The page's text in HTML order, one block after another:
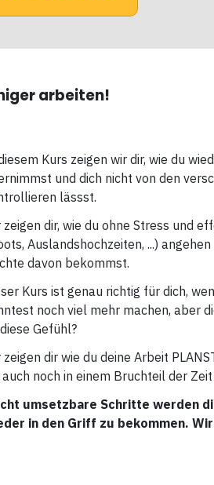
arbeiten!
Kurs zeigen wir dir, wie du
und dich nicht von den
lässst.
zeigen dir, wie du ohne Stress und
Auslandshochzeiten, ...)
davon bekommst.
Kurs ist genau richtig für dich,
noch viel mehr machen, aber
Gefühl?
zeigen dir wie du deine Arbeit
noch in einem Bruchteil der
umsetzbare Schritte werden
in den Griff zu bekommen.